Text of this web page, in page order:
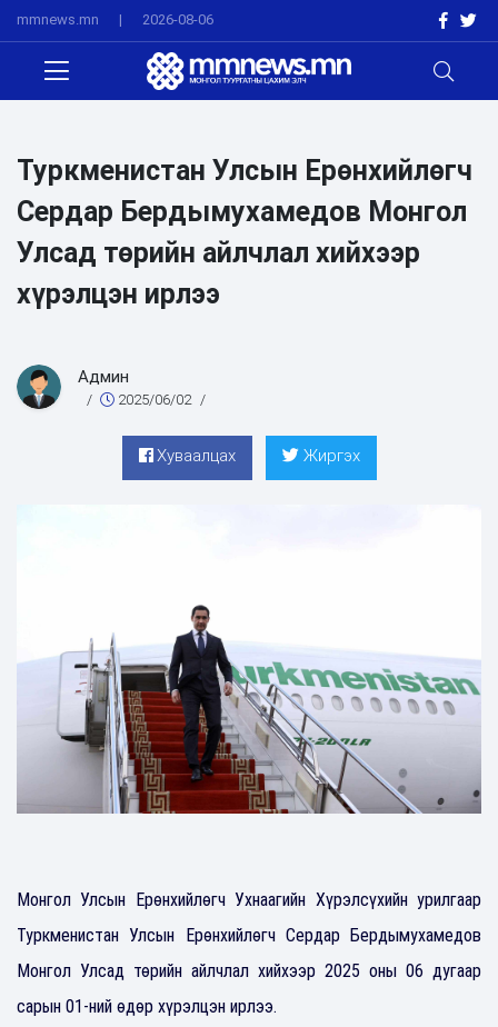
mmnews.mn | 2026-08-06
Туркменистан Улсын Ерөнхийлөгч
Сердар Бердымухамедов Монгол
Улсад төрийн айлчлал хийхээр
хүрэлцэн ирлээ
Админ
/ 2025/06/02 /
Хуваалцах Жиргэх
Монгол Улсын Ерөнхийлөгч Ухнаагийн Хүрэлсүхийн урилгаар
Туркменистан Улсын Ерөнхийлөгч Сердар Бердымухамедов
Монгол Улсад төрийн айлчлал хийхээр 2025 оны 06 дугаар
сарын 01-ний өдөр хүрэлцэн ирлээ.